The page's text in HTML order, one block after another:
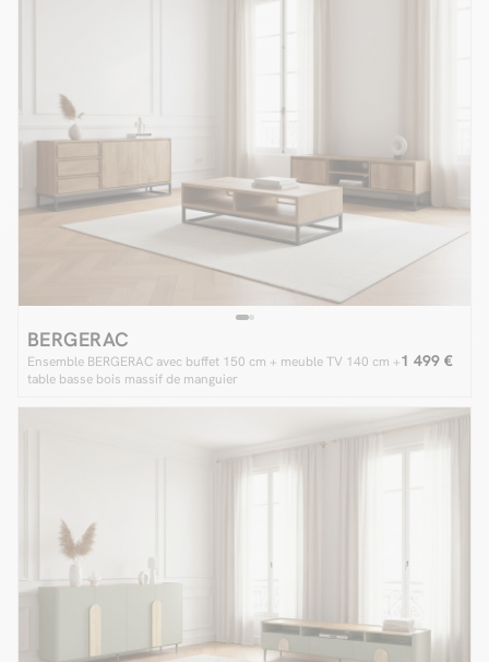
BERGERAC
Ensemble BERGERAC avec buffet 150 cm + meuble TV 140 cm +
table basse bois massif de manguier
1 499 €